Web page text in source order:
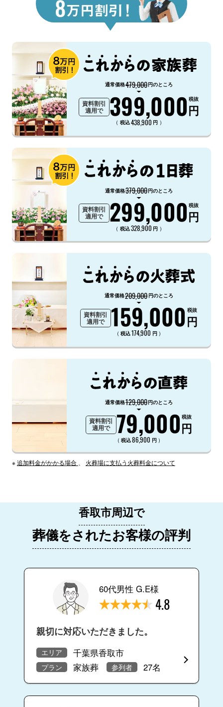
通常価格479,000円のところ
資料割引
適用で
399,000円
税抜
（ 税込438,900 円 ）
通常価格379,000円のところ
資料割引
適用で
299,000円
税抜
（ 税込328,900 円 ）
通常価格209,000円のところ
資料割引
適用で
159,000円
税抜
（ 税込174,900 円 ）
通常価格129,000円のところ
資料割引
適用で
79,000円
税抜
（ 税込86,900 円 ）
※追加料金がかかる場合 火葬場に支払う火葬料金について
香取市周辺で
葬儀をされたお客様の評判
60代男性 G.E様
4.8
親切に対応いただきました。
エリア 千葉県香取市
プラン 家族葬 参列者 27名